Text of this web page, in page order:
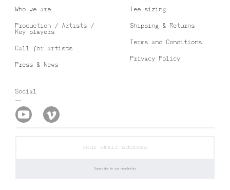
Who we are
Production / Artists /
Key players
Call for artists
Press & News
Tee sizing
Shipping & Returns
Terms and Conditions
Privacy Policy
Social